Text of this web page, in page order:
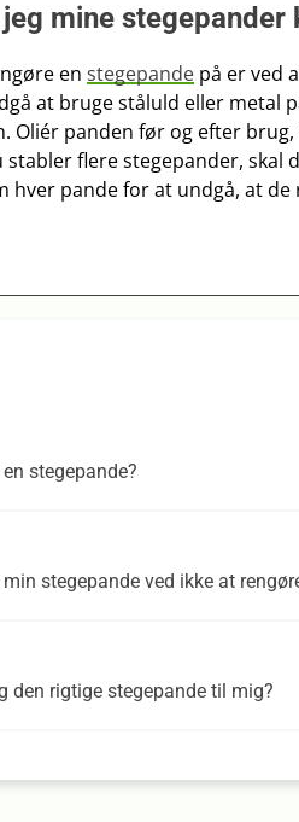
mine stegepander
en stegepande på er ved
at bruge ståluld eller metal
Oliér panden før og efter
stabler flere stegepander, skal
hver pande for at undgå, at
stegepande?
stegepande ved ikke at
den rigtige stegepande til mig?